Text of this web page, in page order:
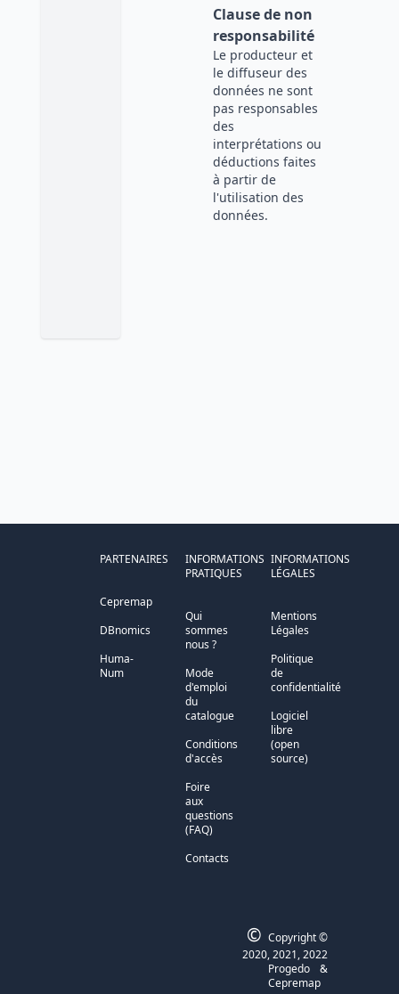
Clause de non
responsabilité
Le producteur et
le diffuseur des
données ne sont
pas responsables
des
interprétations ou
déductions faites
à partir de
l'utilisation des
données.
PARTENAIRES
Cepremap
DBnomics
Huma-
Num
INFORMATIONS
PRATIQUES
Qui
sommes
nous ?
Mode
d'emploi
du
catalogue
Conditions
d'accès
Foire
aux
questions
(FAQ)
Contacts
INFORMATIONS
LÉGALES
Mentions
Légales
Politique
de
confidentialité
Logiciel
libre
(open
source)
© Copyright ©
2020, 2021, 2022
Progedo
&
Cepremap